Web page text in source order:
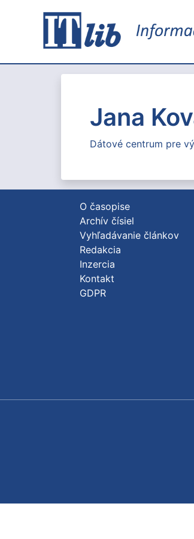
Jana
Dátové centrum pre
O časopise
Archív čísiel
Vyhľadávanie článkov
Redakcia
Inzercia
Kontakt
GDPR